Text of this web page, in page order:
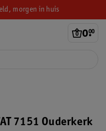
morgen in huis
0.
00
7151 Ouderkerk